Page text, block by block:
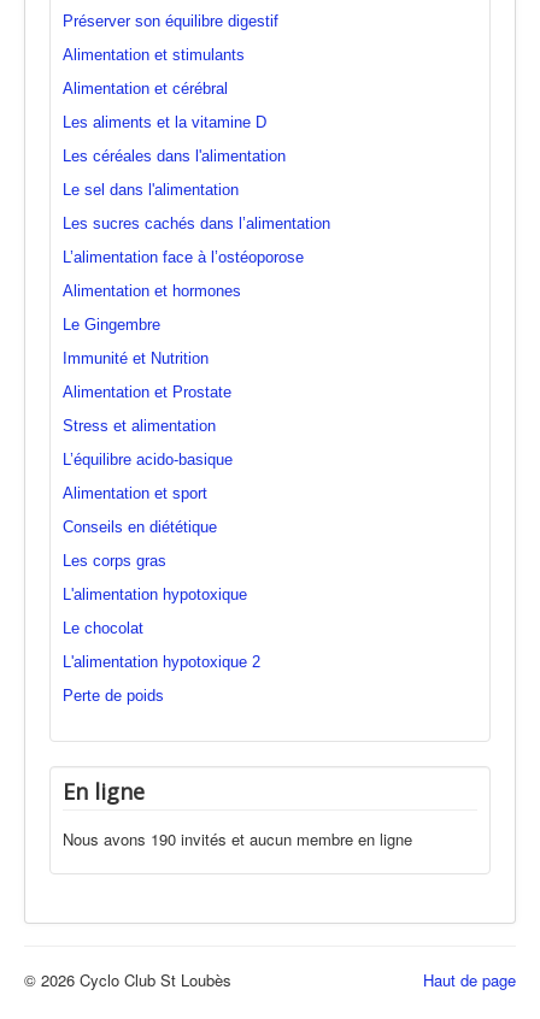
Préserver son équilibre digestif
Alimentation et stimulants
Alimentation et cérébral
Les aliments et la vitamine D
Les céréales dans l'alimentation
Le sel dans l'alimentation
Les sucres cachés dans l’alimentation
L’alimentation face à l’ostéoporose
Alimentation et hormones
Le Gingembre
Immunité et Nutrition
Alimentation et Prostate
Stress et alimentation
L’équilibre acido-basique
Alimentation et sport
Conseils en diététique
Les corps gras
L'alimentation hypotoxique
Le chocolat
L'alimentation hypotoxique 2
Perte de poids
En ligne
Nous avons 190 invités et aucun membre en ligne
Haut de page
© 2026 Cyclo Club St Loubès